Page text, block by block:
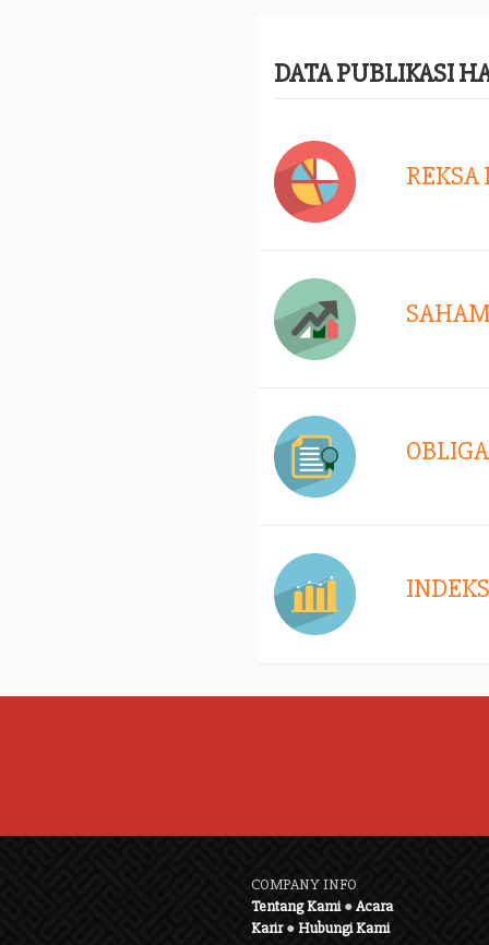
DATA PUBLIKASI
REKSA
INDEKS
COMPANY INFO
Tentang Kami●Acara
Karir●Hubungi Kami